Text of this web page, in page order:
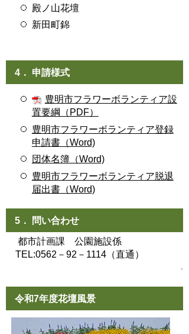
殿ノ山花壇
新田町錦
4． 申請様式
豊明市フラワーボランティア設
置要綱（PDF）
豊明市フラワーボランティア登録
申請書（Word)
団体名簿（Word)
豊明市フラワーボランティア脱退
届出書（Word)
5． 問い合わせ
都市計画課 公園施設係
TEL:0562－92－1114（直通）
令和7年度花壇風景